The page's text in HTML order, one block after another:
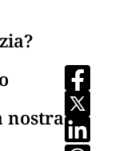
nostra